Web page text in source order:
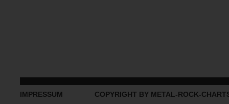
IMPRESSUM COPYRIGHT BY METAL-ROCK-